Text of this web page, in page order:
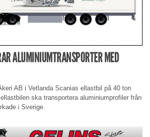
ALUMINIUMTRANSPORTER MED
AB i Vetlanda Scanias ellastbil på 40 ton
ska transportera aluminiumprofiler från
i Sverige.